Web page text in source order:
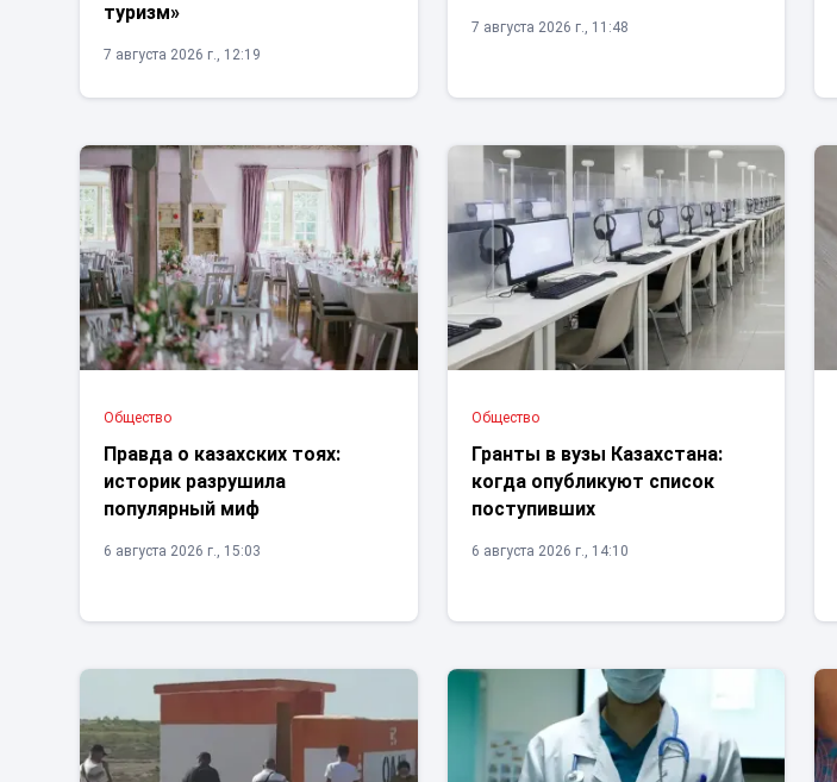
туризм»
7 августа 2026 г., 12:19
7 августа 2026 г., 11:48
Общество
Правда о казахских тоях:
историк разрушила
популярный миф
6 августа 2026 г., 15:03
Общество
Гранты в вузы Казахстана:
когда опубликуют список
поступивших
6 августа 2026 г., 14:10